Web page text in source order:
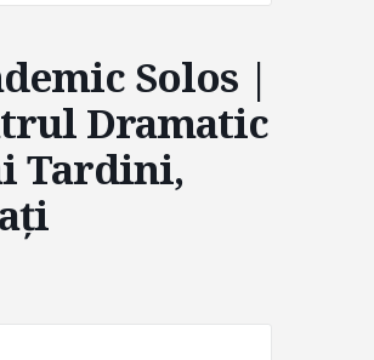
Solos |
Dramatic
Tardini,